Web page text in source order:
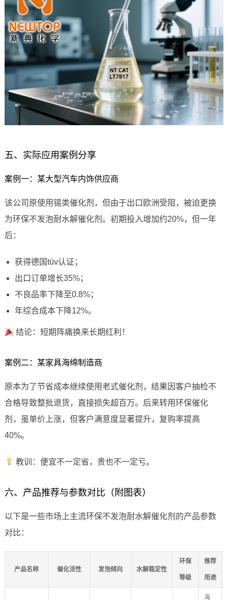
五、实际应用案例分享
案例一：某大型汽车内饰供应商
该公司原使用锡类催化剂，但由于出口欧洲受阻，被迫更换
为环保不发泡耐水解催化剂。初期投入增加约20%，但一年
后：
获得德国tüv认证；
出口订单增长35%；
不良品率下降至0.8%；
年综合成本下降12%。
结论：短期阵痛换来长期红利！
案例二：某家具海绵制造商
原本为了节省成本继续使用老式催化剂，结果因客户抽检不
合格导致整批退货，直接损失超百万。后来转用环保催化
剂，虽单价上涨，但客户满意度显著提升，复购率提高
40%。
教训：便宜不一定省，贵也不一定亏。
六、产品推荐与参数对比（附图表）
以下是一些市场上主流环保不发泡耐水解催化剂的产品参数
对比：
产品名称 催化活性 发泡倾向 水解稳定性
环保
等级
推荐
用途
海